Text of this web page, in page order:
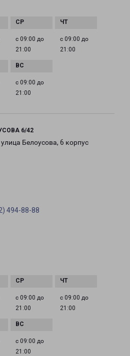
с 09:00 до
21:00
с 09:00 до
21:00
с 09:00 до
21:00
6/42
Белоусова, 6 корпус
494-88-88
с 09:00 до
21:00
с 09:00 до
21:00
с 09:00 до
21:00